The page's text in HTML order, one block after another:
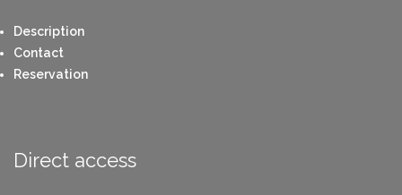
Description
Contact
Reservation
Direct access